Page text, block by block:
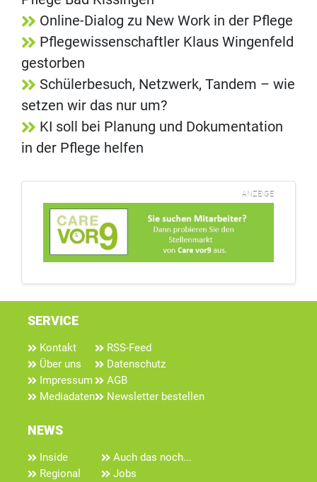
Online-Dialog zu New Work in der Pflege
Pflegewissenschaftler Klaus Wingenfeld
gestorben
Schülerbesuch, Netzwerk, Tandem – wie
setzen wir das nur um?
KI soll bei Planung und Dokumentation
in der Pflege helfen
ANZEIGE
SERVICE
Kontakt
Über uns
Impressum
Mediadaten
RSS-Feed
Datenschutz
AGB
Newsletter bestellen
NEWS
Inside
Regional
Auch das noch...
Jobs